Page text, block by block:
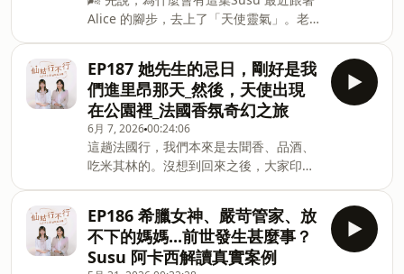
師。但這集最讓 Susu 等不及想分享的，
是我在課堂上拿到一團紫色火焰，興奮到
「玩」了起來，然後被聖哲曼大師溫柔地
提醒了一下，紫色火焰不是拿來玩的啦
完全不一樣。 她是人類圖裡少見的「四分
人」，同一件事能看見四個面向,所以她特
別容易卡住:到底我內心深處,真正想要的
是什麼?問越多人,反而越緊張、越隨波逐
流。因為每個人給的方向都不一樣,而她,
根本不知道自己要什麼。直到朋友開了一
堂奧修禪卡課,她才終於找到一個「不是從
別人口中」得到答案的工具 🃏🃏 奧修禪卡
到底在抽什麼?它的全名是「奧修禪宗塔羅
牌」,一樣是 78 張的框架,但奧修把禪宗的
理念裝了進去,用西方心理學來講東方的
禪。它最迷人的地方是，它喚出的是你潛
意識的答案,不是別人塞給你的答案。
Kaya
Alice 的腳步，去上了「天使靈氣」。老
位從英國來的外國老師）每次叫大家冥
想，Susu 完全看不到畫面，只覺得自己
在星際的大海裡，像在搖籃裡晃啊晃。但
身體很誠實。做天使療癒的時候，整個人
熱熱的，本來手腳冰冷的 Susu，那幾天
手熱到不行。到了第三天，畫面才慢慢出
現，也因為太好奇，下課後 Susu 還跑去
買書，認真查了一件事：天使，到底是什
麼時候開始存在的？📜 天使，不是現代才
被「發明」出來的從歷史看，人類對天使
的理解，早得超乎想像：• 蘇美文明（西
元前 3000 多年）——就記載了「神的信
EP187 她先生的忌日，剛好是我
們進里昂那天_然後，天使出現
在公園裡_法國香氛奇幻之旅
6月 7, 202600:24:06
這趟法國行，我們本來是去聞香、品酒、
吃米其林的。沒想到回來之後，大家印象
精油，而是在一座公園裡，一個已經變成
天使的人，等著他的太太。🌿 先說，為什
麼會有這趟旅行這次是跟著國禎老師走的
「法國香氛深度之旅」，外加美食米其
EP186 希臘女神、嚴苛管家、放
不下的媽媽...前世發生甚麼事？
Susu 阿卡西解讀真實案例